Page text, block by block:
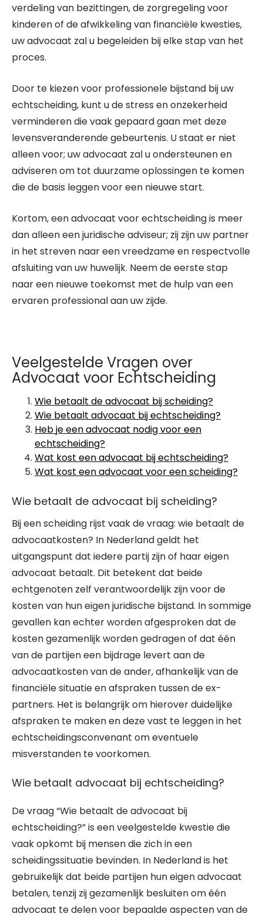
verdeling van bezittingen, de zorgregeling voor
kinderen of de afwikkeling van financiële kwesties,
uw advocaat zal u begeleiden bij elke stap van het
proces.
Door te kiezen voor professionele bijstand bij uw
echtscheiding, kunt u de stress en onzekerheid
verminderen die vaak gepaard gaan met deze
levensveranderende gebeurtenis. U staat er niet
alleen voor; uw advocaat zal u ondersteunen en
adviseren om tot duurzame oplossingen te komen
die de basis leggen voor een nieuwe start.
Kortom, een advocaat voor echtscheiding is meer
dan alleen een juridische adviseur; zij zijn uw partner
in het streven naar een vreedzame en respectvolle
afsluiting van uw huwelijk. Neem de eerste stap
naar een nieuwe toekomst met de hulp van een
ervaren professional aan uw zijde.
Veelgestelde Vragen over
Advocaat voor Echtscheiding
Wie betaalt de advocaat bij scheiding?
Wie betaalt advocaat bij echtscheiding?
Heb je een advocaat nodig voor een
echtscheiding?
Wat kost een advocaat bij echtscheiding?
Wat kost een advocaat voor een scheiding?
Wie betaalt de advocaat bij scheiding?
Bij een scheiding rijst vaak de vraag: wie betaalt de
advocaatkosten? In Nederland geldt het
uitgangspunt dat iedere partij zijn of haar eigen
advocaat betaalt. Dit betekent dat beide
echtgenoten zelf verantwoordelijk zijn voor de
kosten van hun eigen juridische bijstand. In sommige
gevallen kan echter worden afgesproken dat de
kosten gezamenlijk worden gedragen of dat één
van de partijen een bijdrage levert aan de
advocaatkosten van de ander, afhankelijk van de
financiële situatie en afspraken tussen de ex-
partners. Het is belangrijk om hierover duidelijke
afspraken te maken en deze vast te leggen in het
echtscheidingsconvenant om eventuele
misverstanden te voorkomen.
Wie betaalt advocaat bij echtscheiding?
De vraag “Wie betaalt de advocaat bij
echtscheiding?” is een veelgestelde kwestie die
vaak opkomt bij mensen die zich in een
scheidingssituatie bevinden. In Nederland is het
gebruikelijk dat beide partijen hun eigen advocaat
betalen, tenzij zij gezamenlijk besluiten om één
advocaat te delen voor bepaalde aspecten van de